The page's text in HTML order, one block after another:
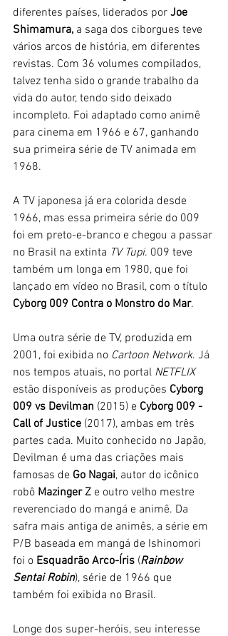
diferentes países, liderados por Joe
Shimamura, a saga dos ciborgues teve
vários arcos de história, em diferentes
revistas. Com 36 volumes compilados,
talvez tenha sido o grande trabalho da
vida do autor, tendo sido deixado
incompleto. Foi adaptado como animê
para cinema em 1966 e 67, ganhando
sua primeira série de TV animada em
1968.
A TV japonesa já era colorida desde
1966, mas essa primeira série do 009
foi em preto-e-branco e chegou a passar
no Brasil na extinta TV Tupi. 009 teve
também um longa em 1980, que foi
lançado em vídeo no Brasil, com o título
Cyborg 009 Contra o Monstro do Mar.
Uma outra série de TV, produzida em
2001, foi exibida no Cartoon Network. Já
nos tempos atuais, no portal NETFLIX
estão disponíveis as produções Cyborg
009 vs Devilman (2015) e Cyborg 009 -
Call of Justice (2017), ambas em três
partes cada. Muito conhecido no Japão,
Devilman é uma das criações mais
famosas de Go Nagai, autor do icônico
robô Mazinger Z e outro velho mestre
reverenciado do mangá e animê. Da
safra mais antiga de animês, a série em
P/B baseada em mangá de Ishinomori
foi o Esquadrão Arco-Íris (Rainbow
Sentai Robin), série de 1966 que
também foi exibida no Brasil.
Longe dos super-heróis, seu interesse